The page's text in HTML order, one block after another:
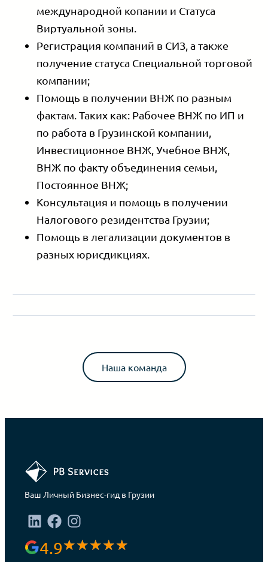
международной копании и Статуса
Виртуальной зоны.
Регистрация компаний в СИЗ, а также
получение статуса Специальной торговой
компании;
Помощь в получении ВНЖ по разным
фактам. Таких как: Рабочее ВНЖ по ИП и
по работа в Грузинской компании,
Инвестиционное ВНЖ, Учебное ВНЖ,
ВНЖ по факту объединения семьи,
Постоянное ВНЖ;
Консультация и помощь в получении
Налогового резидентства Грузии;
Помощь в легализации документов в
разных юрисдикциях.
Наша команда
Ваш Личный Бизнес-гид в Грузии
4.9